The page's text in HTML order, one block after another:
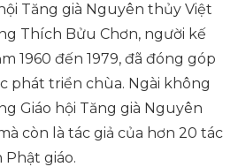
Tăng già Nguyên thủy Việt
Thích Bửu Chơn, người kế
1960 đến 1979, đã đóng góp
phát triển chùa. Ngài không
Giáo hội Tăng già Nguyên
còn là tác giả của hơn 20 tác
Phật giáo.